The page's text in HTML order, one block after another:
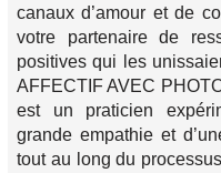
canaux d’amour et de
votre partenaire de
positives qui les
AFFECTIF AVEC
est un praticien
grande empathie et
tout au long du